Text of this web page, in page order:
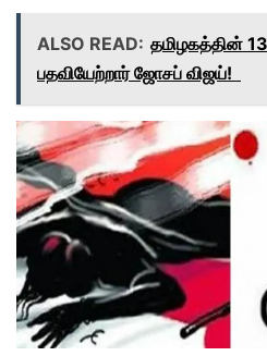
ALSO READ: தமிழகத்தின்
பதவியேற்றார் ஜோசப் விஜய்!